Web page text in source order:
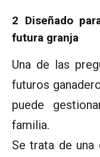
2 Diseñado
futura granja
Una de las
futuros
puede
familia.
Se trata de una